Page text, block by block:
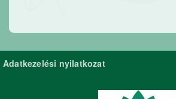
Adatkezelési nyilatkozat